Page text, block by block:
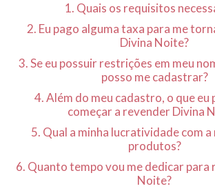
1. Quais os requisitos
2. Eu pago alguma taxa para me
Divina Noite?
3. Se eu possuir restrições em meu
posso me cadastrar?
4. Além do meu cadastro, o que eu
começar a revender Divina
5. Qual a minha lucratividade com
produtos?
6. Quanto tempo vou me dedicar para
Noite?